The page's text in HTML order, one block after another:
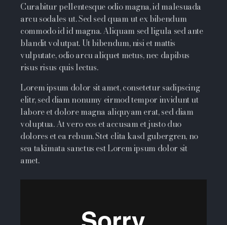
Curabitur pellentesque odio magna, id malesuada
arcu sodales ut. Sed sed quam ut ex bibendum
commodo id id magna. Aliquam sed ligula sed ante
blandit volutpat. Ut bibendum, nisi et mattis
vulputate, odio arcu aliquet metus, nec dapibus
risus risus quis lectus.
Lorem ipsum dolor sit amet, consetetur sadipscing
elitr, sed diam nonumy eirmod tempor invidunt ut
labore et dolore magna aliquyam erat, sed diam
voluptua. At vero eos et accusam et justo duo
dolores et ea rebum. Stet clita kasd gubergren, no
sea takimata sanctus est Lorem ipsum dolor sit
amet.